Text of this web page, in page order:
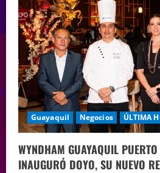
Guayaquil Negocios ÚLTIMA
WYNDHAM GUAYAQUIL
INAUGURÓ DOYO, SU NUEVO